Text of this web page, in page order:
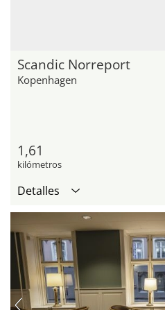
Scandic Norreport
Kopenhagen
1,61
kilómetros
Detalles